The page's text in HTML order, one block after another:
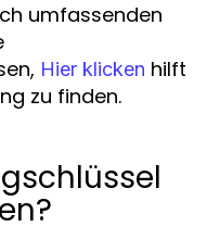
umfassenden
Hier klicken hilft
zu finden.